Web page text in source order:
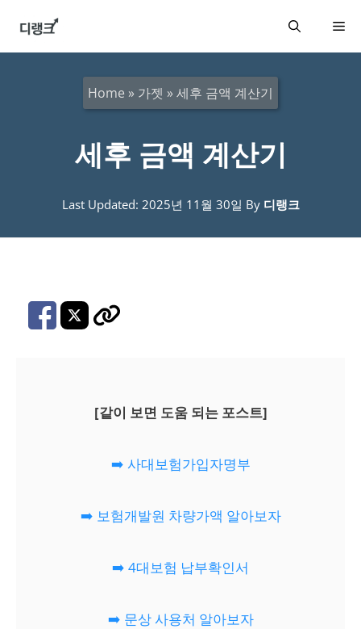
메
Home » 가젯 »세후 금액 계산기
세후 금액 계산기
Last Updated: 2025년 11월 30일 By 디랭크
[같이 보면 도움 되는 포스트]
➡️ 사대보험가입자명부
➡️ 보험개발원 차량가액 알아보자
➡️ 4대보험 납부확인서
➡️ 문상 사용처 알아보자